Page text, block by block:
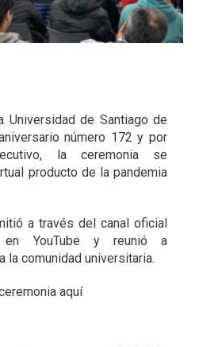
Universidad de Santiago de
número 172 y por
la ceremonia se
producto de la pandemia
a través del canal oficial
YouTube y reunió a
la comunidad universitaria.
aquí